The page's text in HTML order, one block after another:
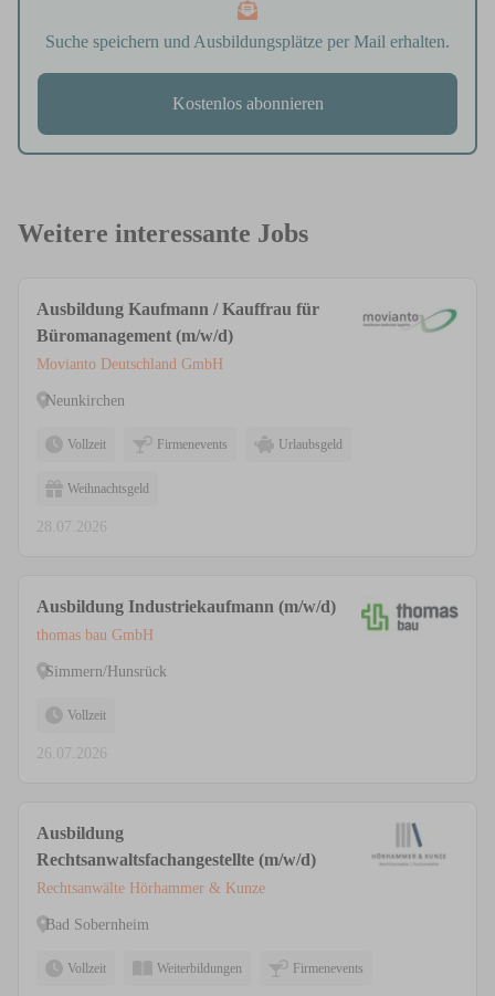
Suche speichern und Ausbildungsplätze per Mail erhalten.
Kostenlos abonnieren
Weitere interessante Jobs
Ausbildung Kaufmann / Kauffrau für
Büromanagement (m/w/d)
Movianto Deutschland GmbH
Neunkirchen
Vollzeit Firmenevents Urlaubsgeld
Weihnachtsgeld
28.07.2026
Ausbildung Industriekaufmann (m/w/d)
thomas bau GmbH
Simmern/Hunsrück
Vollzeit
26.07.2026
Ausbildung
Rechtsanwaltsfachangestellte (m/w/d)
Rechtsanwälte Hörhammer & Kunze
Bad Sobernheim
Vollzeit Weiterbildungen Firmenevents